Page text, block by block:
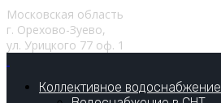
Московская область
г. Орехово-Зуево,
ул. Урицкого 77 оф. 1
Коллективное водоснабжение